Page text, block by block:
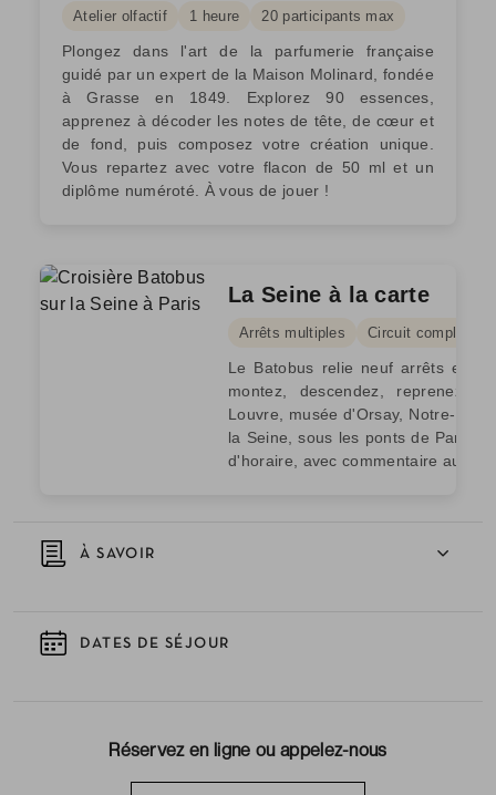
À SAVOIR
DATES DE SÉJOUR
Réservez en ligne ou appelez-nous
Atelier olfactif 1 heure 20 participants max
Plongez dans l'art de la parfumerie française
guidé par un expert de la Maison Molinard, fondée
à Grasse en 1849. Explorez 90 essences,
apprenez à décoder les notes de tête, de cœur et
de fond, puis composez votre création unique.
Vous repartez avec votre flacon de 50 ml et un
diplôme numéroté. À vous de jouer !
La Seine à la carte
Arrêts multiples Circuit complet -
Le Batobus relie neuf arrêts
montez, descendez, reprenez
Louvre, musée d'Orsay, Notre-
la Seine, sous les ponts de Paris.
d'horaire, avec commentaire audio